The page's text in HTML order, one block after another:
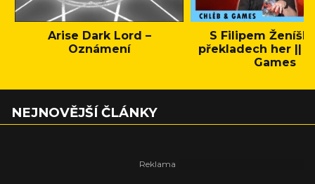
Arise Dark Lord –
Oznámení
S Filipem
překladech her ||
Games
NEJNOVĚJŠÍ ČLÁNKY